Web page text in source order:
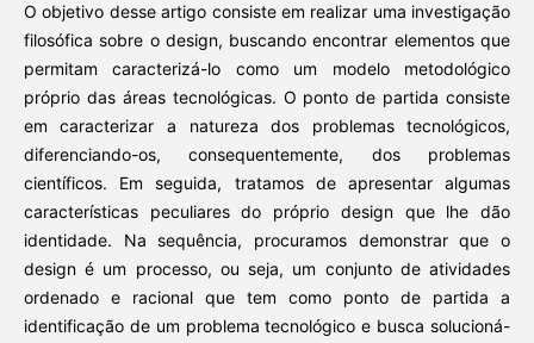
O objetivo desse artigo consiste em realizar uma investigação
filosófica sobre o design, buscando encontrar elementos que
permitam caracterizá-lo como um modelo metodológico
próprio das áreas tecnológicas. O ponto de partida consiste
em caracterizar a natureza dos problemas tecnológicos,
diferenciando-os, consequentemente, dos problemas
científicos. Em seguida, tratamos de apresentar algumas
características peculiares do próprio design que lhe dão
identidade. Na sequência, procuramos demonstrar que o
design é um processo, ou seja, um conjunto de atividades
ordenado e racional que tem como ponto de partida a
identificação de um problema tecnológico e busca solucioná-